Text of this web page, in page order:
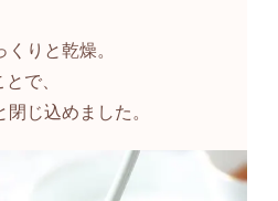
りと乾燥。
で、
じ込めました。